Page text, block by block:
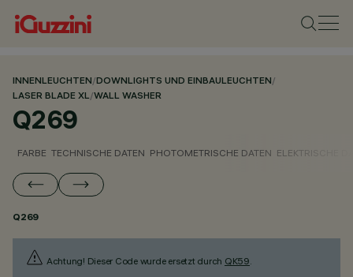
INNENLEUCHTEN/DOWNLIGHTS UND EINBAULEUCHTEN/
LASER BLADE XL/WALL WASHER
Q269
FARBE TECHNISCHE DATEN PHOTOMETRISCHE DATEN ELEKTRISCHE
Q269
Achtung! Dieser Code wurde ersetzt durch QK59.